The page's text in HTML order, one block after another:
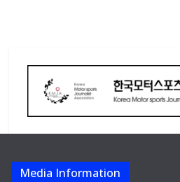
Media Information